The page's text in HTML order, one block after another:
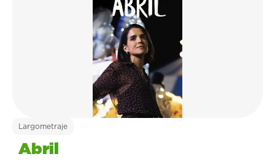
Largometraje
Abril